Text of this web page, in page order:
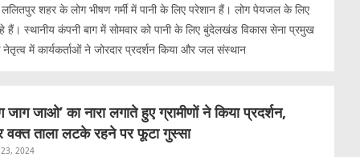
शहर के लोग भीषण गर्मी में पानी के लिए परेशान हैं। लोग पेयजल के लिए
स्थानीय कंपनी बाग में सोमवार को पानी के लिए बुंदेलखंड विकास सेना प्रमुख
में कार्यकर्ताओं ने जोरदार प्रदर्शन किया और जल संस्थान
जाग जाओ’ का नारा लगाते हुए ग्रामीणों ने किया प्रदर्शन,
वक्त ताला लटके रहने पर फूटा गुस्सा
2024